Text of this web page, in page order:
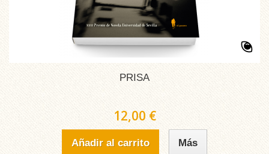
PRISA
12,00 €
Añadir al carrito Más